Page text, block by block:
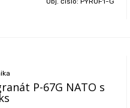
P-67G NATO s